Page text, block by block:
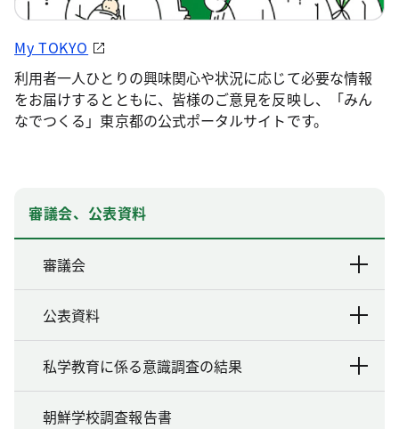
My TOKYO
利用者一人ひとりの興味関心や状況に応じて必要な情報
をお届けするとともに、皆様のご意見を反映し、「みん
なでつくる」東京都の公式ポータルサイトです。
審議会、公表資料
審議会
公表資料
私学教育に係る意識調査の結果
朝鮮学校調査報告書